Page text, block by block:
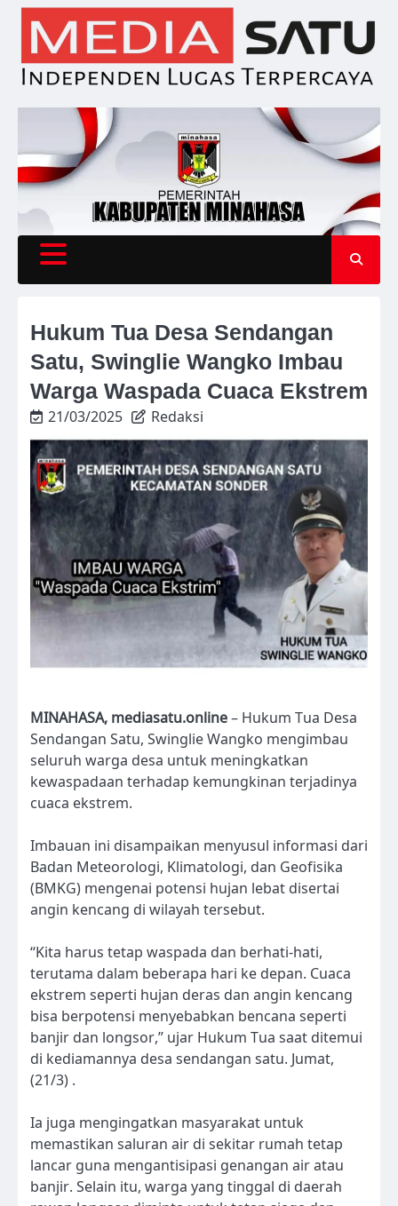
Skip
content
Hukum Tua Desa Sendangan
Satu, Swinglie Wangko Imbau
Warga Waspada Cuaca Ekstrem
21/03/2025 Redaksi
MINAHASA, mediasatu.online– Hukum Tua Desa
Sendangan Satu, Swinglie Wangko mengimbau
seluruh warga desa untuk meningkatkan
kewaspadaan terhadap kemungkinan terjadinya
cuaca ekstrem.
Imbauan ini disampaikan menyusul informasi dari
Badan Meteorologi, Klimatologi, dan Geofisika
(BMKG) mengenai potensi hujan lebat disertai
angin kencang di wilayah tersebut.
“Kita harus tetap waspada dan berhati-hati,
terutama dalam beberapa hari ke depan. Cuaca
ekstrem seperti hujan deras dan angin kencang
bisa berpotensi menyebabkan bencana seperti
banjir dan longsor,” ujar Hukum Tua saat ditemui
di kediamannya desa sendangan satu. Jumat,
(21/3) .
Ia juga mengingatkan masyarakat untuk
memastikan saluran air di sekitar rumah tetap
lancar guna mengantisipasi genangan air atau
banjir. Selain itu, warga yang tinggal di daerah